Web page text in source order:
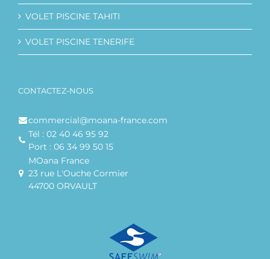
VOLET PISCINE TAHITI
VOLET PISCINE TENERIFE
CONTACTEZ-NOUS
commercial@moana-france.com
Tél : 02 40 46 95 92
Port : 06 34 99 50 15
MOana France
23 rue L'Ouche Cormier
44700 ORVAULT